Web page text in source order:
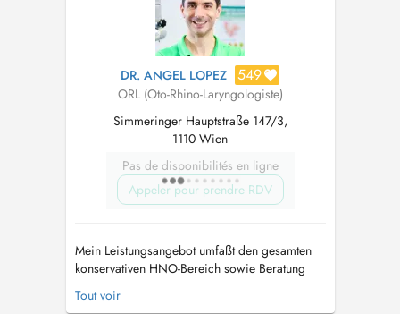
DR. ANGEL LOPEZ 549
ORL (Oto-Rhino-Laryngologiste)
Simmeringer Hauptstraße 147/3,
1110 Wien
Pas de disponibilités en ligne
Appeler pour prendre RDV
Mein Leistungsangebot umfaßt den gesamten
konservativen HNO-Bereich sowie Beratung
und Zweitmeinung hinsichtlich empfohlener
Operationen. Diesbezüglich liegt mein
Tout voir